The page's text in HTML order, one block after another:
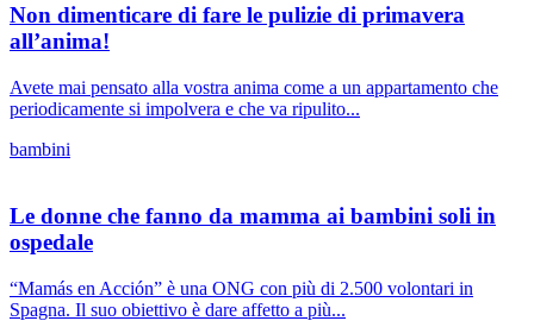
Non dimenticare di fare le pulizie di primavera
all’anima!
Avete mai pensato alla vostra anima come a un appartamento che
periodicamente si impolvera e che va ripulito...
bambini
Le donne che fanno da mamma ai bambini soli in
ospedale
“Mamás en Acción” è una ONG con più di 2.500 volontari in
Spagna. Il suo obiettivo è dare affetto a più...